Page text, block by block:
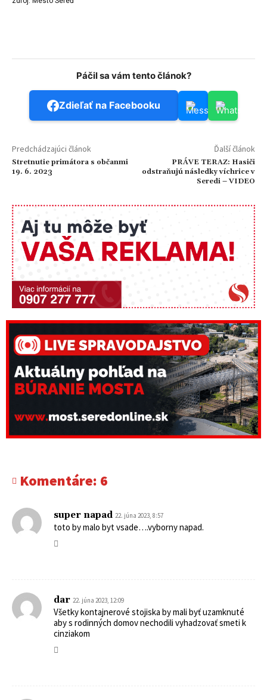
Páčil sa vám tento článok?
Zdieľať na Facebooku
Predchádzajúci článok
Stretnutie primátora s občanmi
19. 6. 2023
Ďalší článok
PRÁVE TERAZ: Hasiči
odstraňujú následky víchrice v
Seredi – VIDEO
Komentáre: 6
super napad 22. júna 2023, 8:57
toto by malo byt vsade….vyborny napad.
dar 22. júna 2023, 12:09
Všetky kontajnerové stojiska by mali byť uzamknuté
aby s rodinných domov nechodili vyhadzovať smeti k
cinziakom